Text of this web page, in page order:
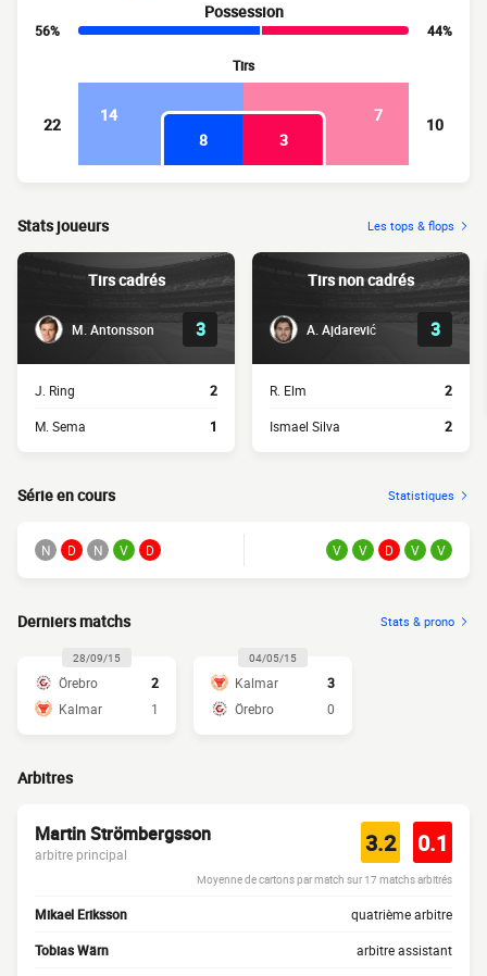
Possession
56%
44%
Tirs
22 14
7
8
3
10
Stats joueurs Les tops & flops
Tirs cadrés
M. Antonsson 3
J. Ring 2
M. Sema 1
Tirs non cadrés
A. Ajdarević 3
R. Elm 2
Ismael Silva 2
Série en cours Statistiques
N D N V D V V D V V
Derniers matchs Stats & prono
28/09/15
Örebro
2
Kalmar
1
04/05/15
Kalmar
3
Örebro
0
Arbitres
Martin Strömbergsson
arbitre principal 3.2 0.1
Moyenne de cartons par match sur 17 matchs arbitrés
Mikael Eriksson quatrième arbitre
Tobias Wärn arbitre assistant